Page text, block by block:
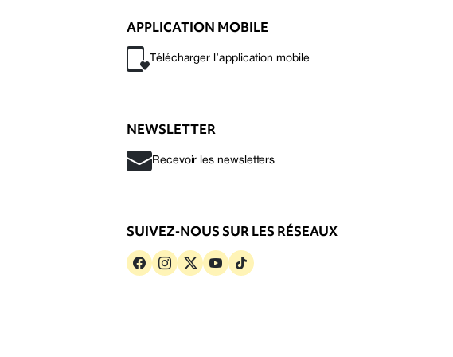
APPLICATION MOBILE
Télécharger l’application mobile
NEWSLETTER
Recevoir les newsletters
SUIVEZ-NOUS SUR LES RÉSEAUX